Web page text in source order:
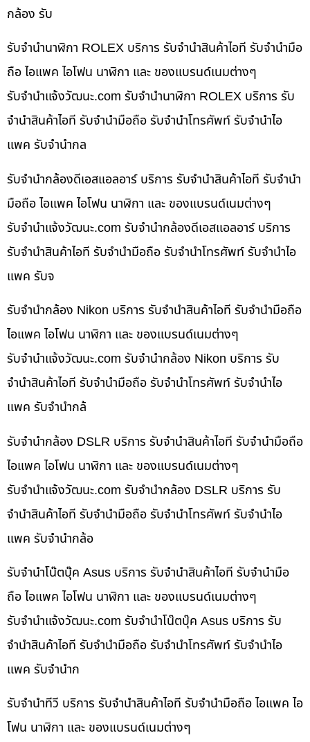
กล้อง รับ
รับจำนำนาฬิกา ROLEX บริการ รับจำนำสินค้าไอที รับจำนำมือ
ถือ ไอแพค ไอโฟน นาฬิกา และ ของแบรนด์เนมต่างๆ
รับจํานําแจ้งวัฒนะ.com รับจำนำนาฬิกา ROLEX บริการ รับ
จำนำสินค้าไอที รับจำนำมือถือ รับจำนำโทรศัพท์ รับจำนำไอ
แพค รับจำนำกล
รับจำนำกล้องดีเอสแอลอาร์ บริการ รับจำนำสินค้าไอที รับจำนำ
มือถือ ไอแพค ไอโฟน นาฬิกา และ ของแบรนด์เนมต่างๆ
รับจํานําแจ้งวัฒนะ.com รับจำนำกล้องดีเอสแอลอาร์ บริการ
รับจำนำสินค้าไอที รับจำนำมือถือ รับจำนำโทรศัพท์ รับจำนำไอ
แพค รับจ
รับจำนำกล้อง Nikon บริการ รับจำนำสินค้าไอที รับจำนำมือถือ
ไอแพค ไอโฟน นาฬิกา และ ของแบรนด์เนมต่างๆ
รับจํานําแจ้งวัฒนะ.com รับจำนำกล้อง Nikon บริการ รับ
จำนำสินค้าไอที รับจำนำมือถือ รับจำนำโทรศัพท์ รับจำนำไอ
แพค รับจำนำกล้
รับจำนำกล้อง DSLR บริการ รับจำนำสินค้าไอที รับจำนำมือถือ
ไอแพค ไอโฟน นาฬิกา และ ของแบรนด์เนมต่างๆ
รับจํานําแจ้งวัฒนะ.com รับจำนำกล้อง DSLR บริการ รับ
จำนำสินค้าไอที รับจำนำมือถือ รับจำนำโทรศัพท์ รับจำนำไอ
แพค รับจำนำกล้อ
รับจำนำโน๊ตบุ๊ค Asus บริการ รับจำนำสินค้าไอที รับจำนำมือ
ถือ ไอแพค ไอโฟน นาฬิกา และ ของแบรนด์เนมต่างๆ
รับจํานําแจ้งวัฒนะ.com รับจำนำโน๊ตบุ๊ค Asus บริการ รับ
จำนำสินค้าไอที รับจำนำมือถือ รับจำนำโทรศัพท์ รับจำนำไอ
แพค รับจำนำก
รับจำนำทีวี บริการ รับจำนำสินค้าไอที รับจำนำมือถือ ไอแพค ไอ
โฟน นาฬิกา และ ของแบรนด์เนมต่างๆ